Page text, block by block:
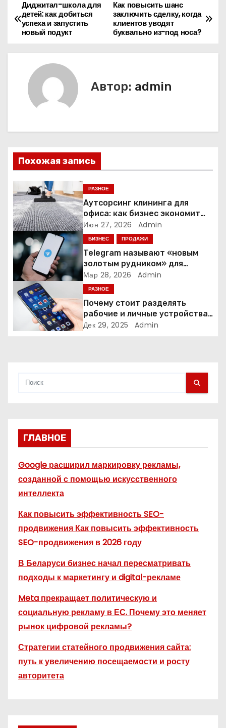
Н
а
в
и
я
п
о
з
а
п
и
с
Как повысить шанс
заключить сделку, когда
клиентов уводят
буквально из-под носа?
Диджитал-школа для
детей: как добиться
успеха и запустить
новый подукт
Автор: admin
Похожая запись
РАЗНОЕ
Аутсорсинг клининга для
офиса: как бизнес экономит
время и деньги на уборке
Июн 27, 2026 Admin
БИЗНЕС ПРОДАЖИ
Telegram называют «новым
золотым рудником» для
креаторов: как блогеры
создают онлайн-бизнес
Мар 28, 2026 Admin
РАЗНОЕ
Почему стоит разделять
рабочие и личные устройства
— и чем опасно всё смешивать
Дек 29, 2025 Admin
ГЛАВНОЕ
Google расширил маркировку рекламы,
созданной с помощью искусственного
интеллекта
Как повысить эффективность SEO-
продвижения Как повысить эффективность
SEO-продвижения в 2026 году
В Беларуси бизнес начал пересматривать
подходы к маркетингу и digital-рекламе
Meta прекращает политическую и
социальную рекламу в ЕС. Почему это меняет
рынок цифровой рекламы?
Стратегии статейного продвижения сайта:
путь к увеличению посещаемости и росту
авторитета